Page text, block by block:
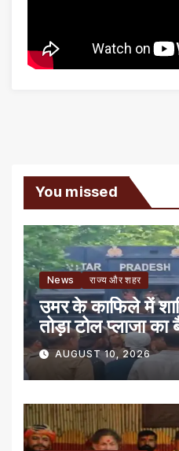
You missed
News राज्य और शहर
उमर के काफिले में
तोड़ा टोल प्लाजा का
AUGUST 10, 2026